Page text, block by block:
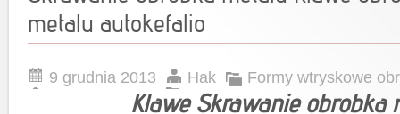
metalu autokefalio
9 grudnia 2013 Hak Formy wtryskowe
Klawe Skrawanie obrobka